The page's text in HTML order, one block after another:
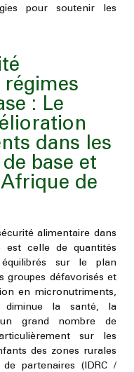
pour soutenir les
: Le
dans les
base et
de
alimentaire dans
est celle de quantités
équilibrés sur le plan
groupes défavorisés et
en micronutriments,
diminue la santé, la
grand nombre de
sur les
des zones rurales
de partenaires (IDRC /